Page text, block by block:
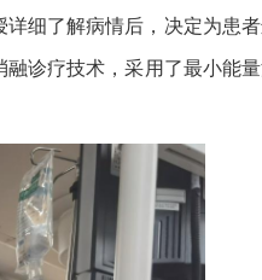
细了解病情后，决定为患
诊疗技术，采用了最小能